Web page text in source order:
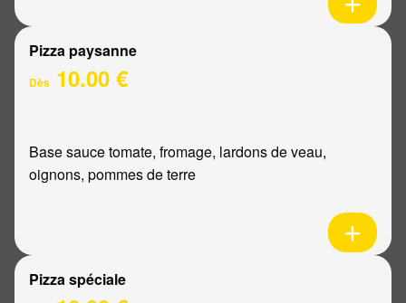
Pizza paysanne
Dès 10.00 €
Base sauce tomate, fromage, lardons de veau,
oignons, pommes de terre
Pizza spéciale